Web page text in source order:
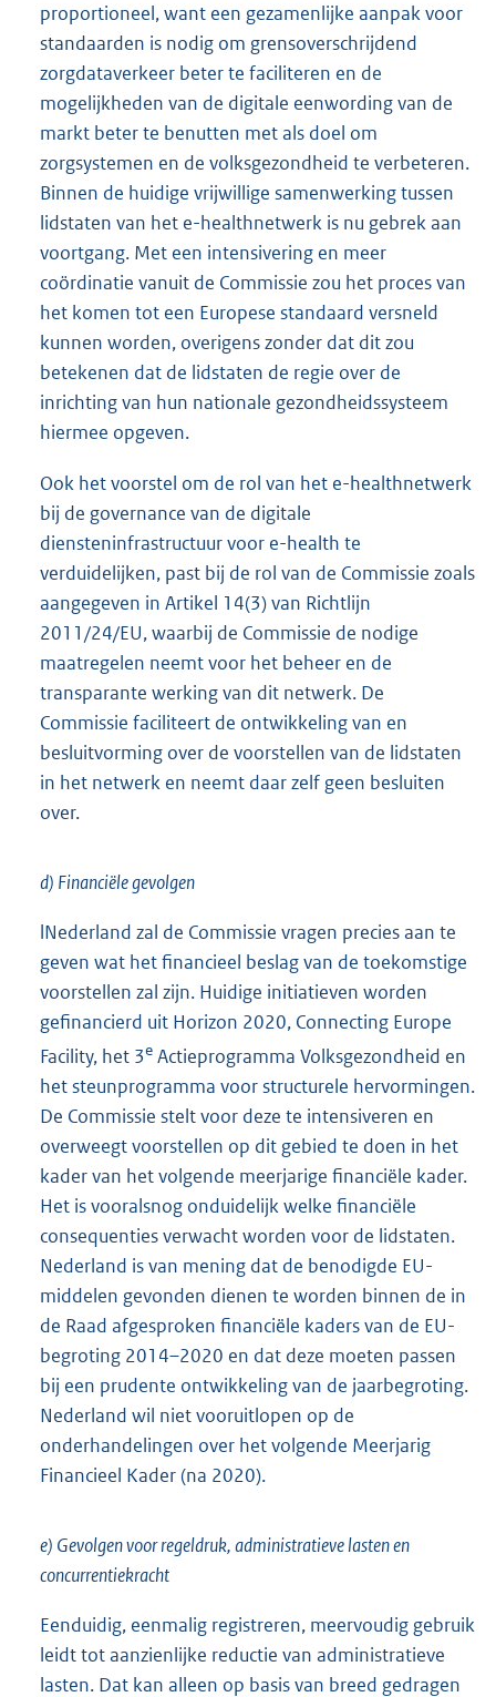
proportioneel, want een gezamenlijke aanpak voor
standaarden is nodig om grensoverschrijdend
zorgdataverkeer beter te faciliteren en de
mogelijkheden van de digitale eenwording van de
markt beter te benutten met als doel om
zorgsystemen en de volksgezondheid te verbeteren.
Binnen de huidige vrijwillige samenwerking tussen
lidstaten van het e-healthnetwerk is nu gebrek aan
voortgang. Met een intensivering en meer
coördinatie vanuit de Commissie zou het proces van
het komen tot een Europese standaard versneld
kunnen worden, overigens zonder dat dit zou
betekenen dat de lidstaten de regie over de
inrichting van hun nationale gezondheidssysteem
hiermee opgeven.
Ook het voorstel om de rol van het e-healthnetwerk
bij de governance van de digitale
diensteninfrastructuur voor e-health te
verduidelijken, past bij de rol van de Commissie zoals
aangegeven in Artikel 14(3) van Richtlijn
2011/24/EU, waarbij de Commissie de nodige
maatregelen neemt voor het beheer en de
transparante werking van dit netwerk. De
Commissie faciliteert de ontwikkeling van en
besluitvorming over de voorstellen van de lidstaten
in het netwerk en neemt daar zelf geen besluiten
over.
d) Financiële gevolgen
lNederland zal de Commissie vragen precies aan te
geven wat het financieel beslag van de toekomstige
voorstellen zal zijn. Huidige initiatieven worden
gefinancierd uit Horizon 2020, Connecting Europe
Facility, het 3e Actieprogramma Volksgezondheid en
het steunprogramma voor structurele hervormingen.
De Commissie stelt voor deze te intensiveren en
overweegt voorstellen op dit gebied te doen in het
kader van het volgende meerjarige financiële kader.
Het is vooralsnog onduidelijk welke financiële
consequenties verwacht worden voor de lidstaten.
Nederland is van mening dat de benodigde EU-
middelen gevonden dienen te worden binnen de in
de Raad afgesproken financiële kaders van de EU-
begroting 2014–2020 en dat deze moeten passen
bij een prudente ontwikkeling van de jaarbegroting.
Nederland wil niet vooruitlopen op de
onderhandelingen over het volgende Meerjarig
Financieel Kader (na 2020).
e) Gevolgen voor regeldruk, administratieve lasten en
concurrentiekracht
Eenduidig, eenmalig registreren, meervoudig gebruik
leidt tot aanzienlijke reductie van administratieve
lasten. Dat kan alleen op basis van breed gedragen